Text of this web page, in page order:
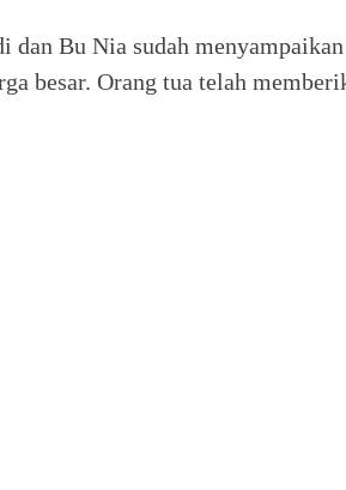
dan Bu Nia sudah
besar. Orang tua telah